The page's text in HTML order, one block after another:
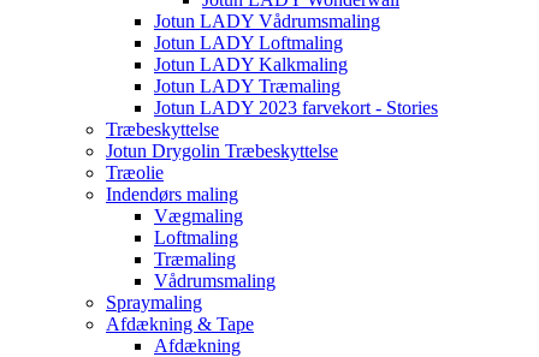
Jotun LADY Vådrumsmaling
Jotun LADY Loftmaling
Jotun LADY Kalkmaling
Jotun LADY Træmaling
Jotun LADY 2023 farvekort - Stories
Træbeskyttelse
Jotun Drygolin Træbeskyttelse
Træolie
Indendørs maling
Vægmaling
Loftmaling
Træmaling
Vådrumsmaling
Spraymaling
Afdækning & Tape
Afdækning